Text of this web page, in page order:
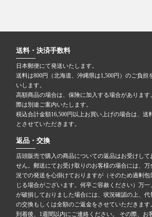
送料・決済手数料
日本郵便にて発送いたします。
送料は800円（北海道、沖縄県は1,500円）のご負担
いします。
高額商品の場合は、保険に加入する場合があります
際は別途ご案内いたします。
税込合計金額16,500円以上お買い上げの場合は、送
とさせていただきます。
返品・交換
店頭販売で購入の商品についての返品はお受けして
せん。郵送にてお受け取りのお客様の場合には、万
況での発送を心掛けておりますが（そのため過剰包
じる場合がございます。何卒ご容赦ください）万一
が破損しておりました場合には、状況確認の上、代
の交換もしくは全額のご返金をさせていただきます
到着後、1週間以内にご連絡ください。 その際、お